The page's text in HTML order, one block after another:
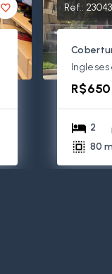
Ref.: 23043
2
80